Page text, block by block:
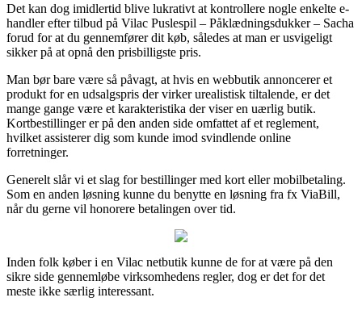
Det kan dog imidlertid blive lukrativt at kontrollere nogle enkelte e-
handler efter tilbud på Vilac Puslespil – Påklædningsdukker – Sacha
forud for at du gennemfører dit køb, således at man er usvigeligt
sikker på at opnå den prisbilligste pris.
Man bør bare være så påvagt, at hvis en webbutik annoncerer et
produkt for en udsalgspris der virker urealistisk tiltalende, er det
mange gange være et karakteristika der viser en uærlig butik.
Kortbestillinger er på den anden side omfattet af et reglement,
hvilket assisterer dig som kunde imod svindlende online
forretninger.
Generelt slår vi et slag for bestillinger med kort eller mobilbetaling.
Som en anden løsning kunne du benytte en løsning fra fx ViaBill,
når du gerne vil honorere betalingen over tid.
Inden folk køber i en Vilac netbutik kunne de for at være på den
sikre side gennemløbe virksomhedens regler, dog er det for det
meste ikke særlig interessant.